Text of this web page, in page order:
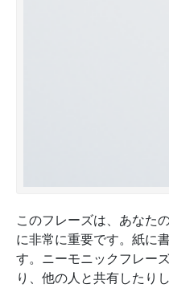
このフレーズは、あなた
に非常に重要です。紙に
す。ニーモニックフレー
り、他の人と共有したり